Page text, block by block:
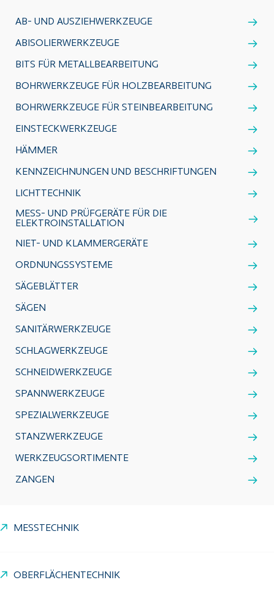
AB- UND AUSZIEHWERKZEUGE
ABISOLIERWERKZEUGE
BITS FÜR METALLBEARBEITUNG
BOHRWERKZEUGE FÜR HOLZBEARBEITUNG
BOHRWERKZEUGE FÜR STEINBEARBEITUNG
EINSTECKWERKZEUGE
HÄMMER
KENNZEICHNUNGEN UND BESCHRIFTUNGEN
LICHTTECHNIK
MESS- UND PRÜFGERÄTE FÜR DIE
ELEKTROINSTALLATION
NIET- UND KLAMMERGERÄTE
ORDNUNGSSYSTEME
SÄGEBLÄTTER
SÄGEN
SANITÄRWERKZEUGE
SCHLAGWERKZEUGE
SCHNEIDWERKZEUGE
SPANNWERKZEUGE
SPEZIALWERKZEUGE
STANZWERKZEUGE
WERKZEUGSORTIMENTE
ZANGEN
MESSTECHNIK
OBERFLÄCHENTECHNIK